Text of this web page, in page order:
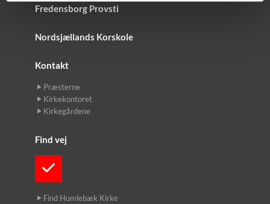
Fredensborg Provsti
Nordsjællands Korskole
Kontakt
Præsterne
Kirkekontoret
Kirkegårdene
Find vej
Find Humlebæk Kirke